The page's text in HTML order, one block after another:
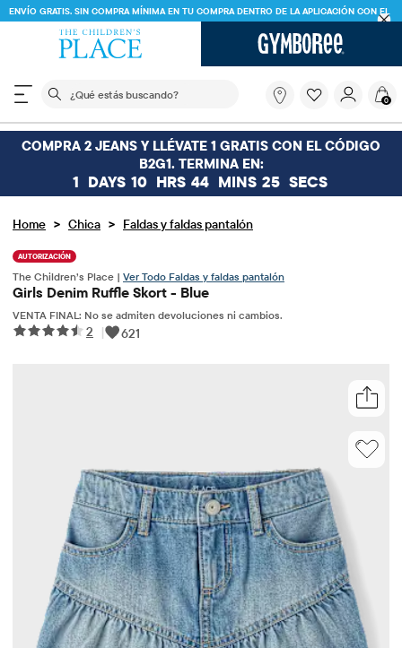
ENVÍO GRATIS. SIN COMPRA MÍNIMA EN TU COMPRA DENTRO DE LA APLICACIÓN CON EL
CÓDIGO
El siguiente campo de búsqueda filtra las
buscando?
0
COMPRA 2 JEANS Y LLÉVATE 1 GRATIS CON EL CÓDIGO
B2G1. TERMINA EN:
1 DAYS 10 HRS 44 MINS 25 SECS
Home > Chica > Faldas y faldas pantalón
AUTORIZACIÓN
The Children’s Place | Ver Todo Faldas y faldas pantalón
Girls Denim Ruffle Skort - Blue
VENTA FINAL: No se admiten devoluciones ni cambios.
2 | 621